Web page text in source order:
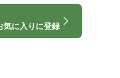
に入りに登録